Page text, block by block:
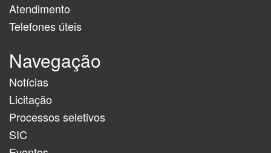
Atendimento
Telefones úteis
Navegação
Notícias
Licitação
Processos seletivos
SIC